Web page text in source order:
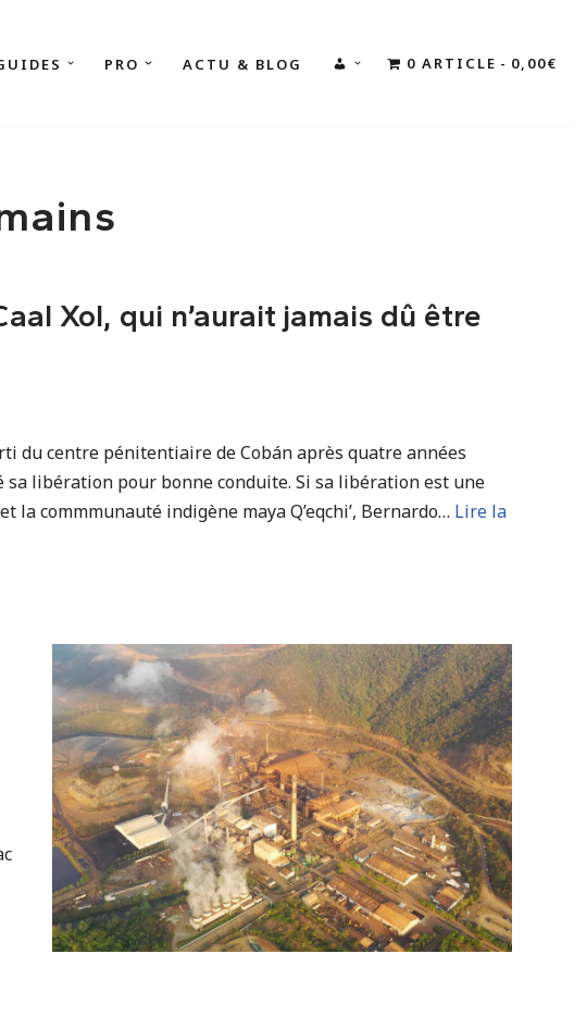
PRO ACTU & BLOG
MON
0 ARTICLE 0,00€
Xol, qui n’aurait jamais dû être
du centre pénitentiaire de Cobán après quatre années
sa libération pour bonne conduite. Si sa libération est une
commmunauté indigène maya Q’eqchi’, Bernardo… Lire la